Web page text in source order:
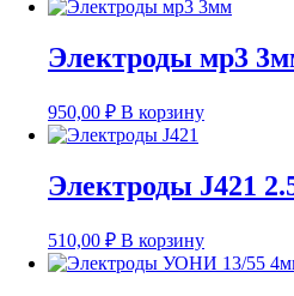
Электроды мр3
950,00 ₽ В корзину
Электроды J421
510,00 ₽ В корзину